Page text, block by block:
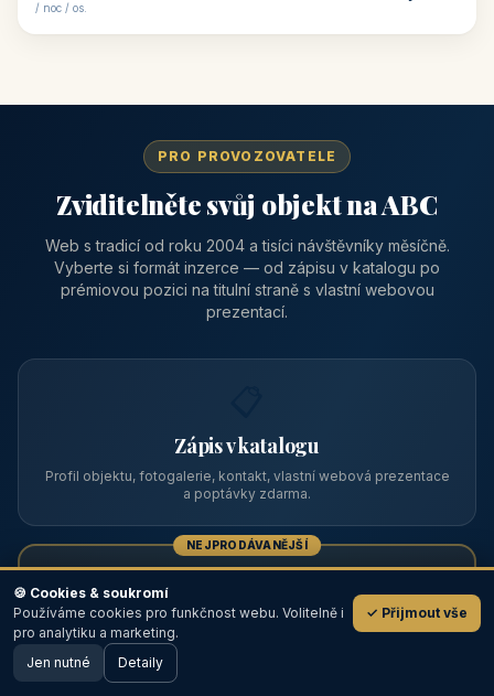
/ noc / os.
PRO PROVOZOVATELE
Zviditelněte svůj objekt na ABC
Web s tradicí od roku 2004 a tisíci návštěvníky měsíčně.
Vyberte si formát inzerce — od zápisu v katalogu po
prémiovou pozici na titulní straně s vlastní webovou
prezentací.
Zápis v katalogu
Profil objektu, fotogalerie, kontakt, vlastní webová prezentace
a poptávky zdarma.
NEJPRODÁVANĚJŠÍ
Prémiový partner
TOP pozice na titulce, přednost ve výpisech, zlatý odznak a
💬
🖥️ Desktop verze
🍪 Cookies & soukromí
Používáme cookies pro funkčnost webu. Volitelně i
pro analytiku a marketing.
✓ Přijmout vše
Jen nutné Detaily